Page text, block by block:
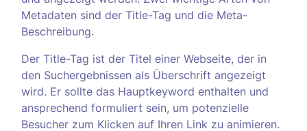
Metadaten sind der Title-Tag und die Meta-
Beschreibung.
Der Title-Tag ist der Titel einer Webseite, der in
den Suchergebnissen als Überschrift angezeigt
wird. Er sollte das Hauptkeyword enthalten und
ansprechend formuliert sein, um potenzielle
Besucher zum Klicken auf Ihren Link zu animieren.